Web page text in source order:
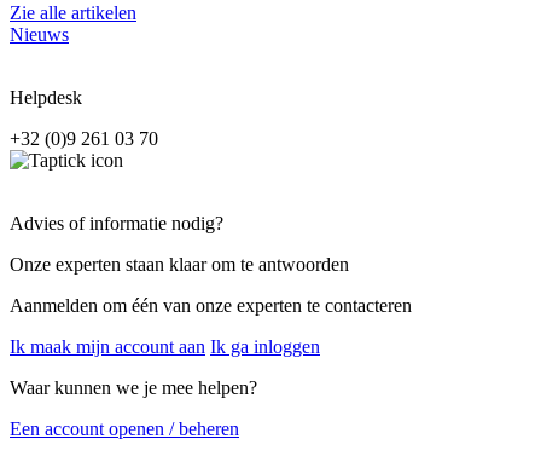
Zie alle artikelen
Nieuws
Helpdesk
+32 (0)9 261 03 70
Advies of informatie nodig?
Onze experten staan klaar om te antwoorden
Aanmelden om één van onze experten te contacteren
Ik maak mijn account aan Ik ga inloggen
Waar kunnen we je mee helpen?
Een account openen / beheren